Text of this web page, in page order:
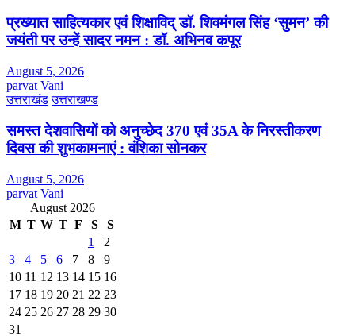
प्रख्यात साहित्यकार एवं शिक्षाविद् डॉ. शिवमंगल सिंह ‘सुमन’ की
जयंती पर उन्हें सादर नमन : डॉ. अभिनव कपूर
August 5, 2026
parvat Vani
उत्तराखंड उत्तराखण्ड
समस्त देशवासियों को अनुच्छेद 370 एवं 35A के निरस्तीकरण
दिवस की शुभकामनाएं : वंशिका सोनकर
August 5, 2026
parvat Vani
August 2026
M T W T F S
S
1
2
3
4 5 6 7 8
9
10 11 12 13 14 15 16
17 18 19 20 21 22 23
24 25 26 27 28 29 30
31